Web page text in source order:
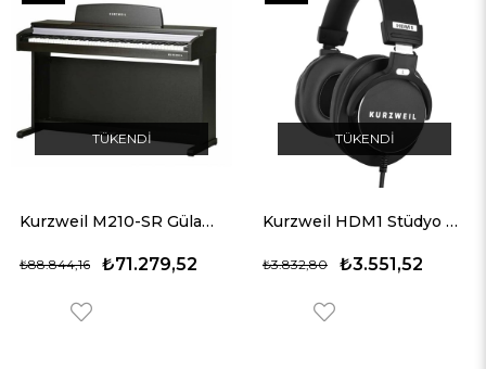
TÜKENDI
Kurzweil M210-SR Gülağacı Dijital Piyano
₺71.279,52
₺88.844,16
Ürün
TÜKENDI
Kurzweil HDM1 Stüdyo Referans Kulaklığı
₺3.551,52
₺3.832,80